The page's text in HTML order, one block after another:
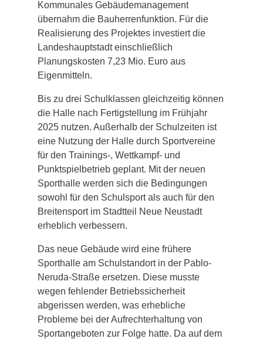
Kommunales Gebäudemanagement
übernahm die Bauherrenfunktion. Für die
Realisierung des Projektes investiert die
Landeshauptstadt einschließlich
Planungskosten 7,23 Mio. Euro aus
Eigenmitteln.
Bis zu drei Schulklassen gleichzeitig können
die Halle nach Fertigstellung im Frühjahr
2025 nutzen. Außerhalb der Schulzeiten ist
eine Nutzung der Halle durch Sportvereine
für den Trainings-, Wettkampf- und
Punktspielbetrieb geplant. Mit der neuen
Sporthalle werden sich die Bedingungen
sowohl für den Schulsport als auch für den
Breitensport im Stadtteil Neue Neustadt
erheblich verbessern.
Das neue Gebäude wird eine frühere
Sporthalle am Schulstandort in der Pablo-
Neruda-Straße ersetzen. Diese musste
wegen fehlender Betriebssicherheit
abgerissen werden, was erhebliche
Probleme bei der Aufrechterhaltung von
Sportangeboten zur Folge hatte. Da auf dem